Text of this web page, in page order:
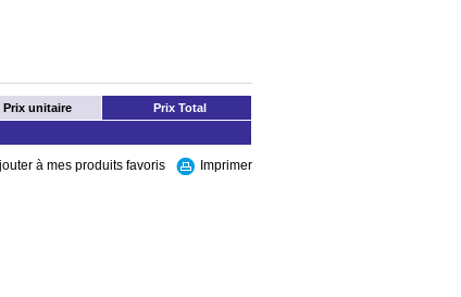
Prix unitaire
Prix Total
à mes produits favoris Imprimer